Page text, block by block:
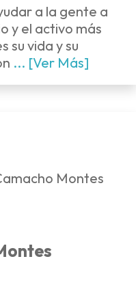
a la gente a
y el activo más
su vida y su
... [Ver Más]